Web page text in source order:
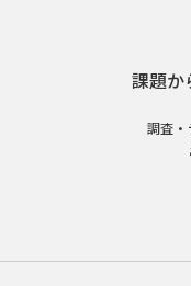
課題か
調査・